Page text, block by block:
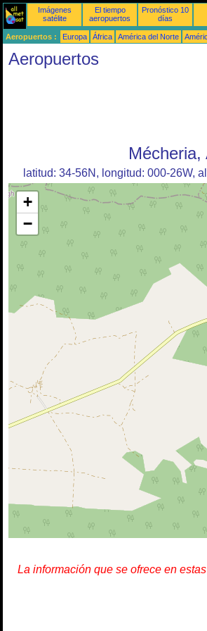
Imágenes
satélite
El tiempo
aeropuertos
Pronóstico 10
días
Aeropuertos : Europa África América del Norte
Aeropuertos
Mécheria,
latitud: 34-56N, longitud: 000-26W,
+
−
La información que se ofrece en